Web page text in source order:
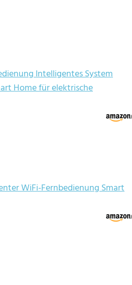
Intelligentes System
Home für elektrische
WiFi-Fernbedienung Smart